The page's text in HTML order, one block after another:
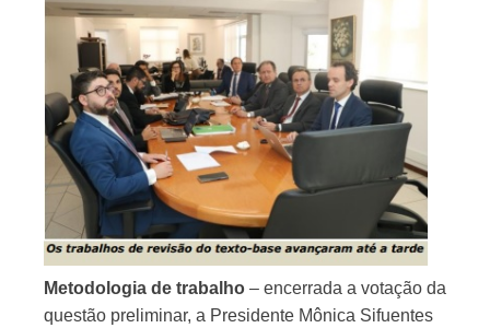
Metodologia de trabalho – encerrada a votação da
questão preliminar, a Presidente Mônica Sifuentes